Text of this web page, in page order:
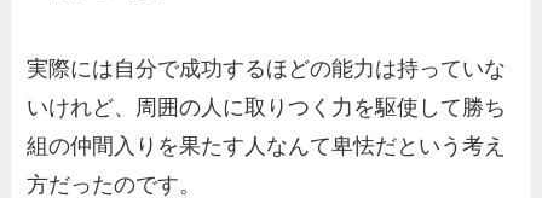
実際には自分で成功するほどの能力は持っていな
いけれど、周囲の人に取りつく力を駆使して勝ち
組の仲間入りを果たす人なんて卑怯だという考え
方だったのです。